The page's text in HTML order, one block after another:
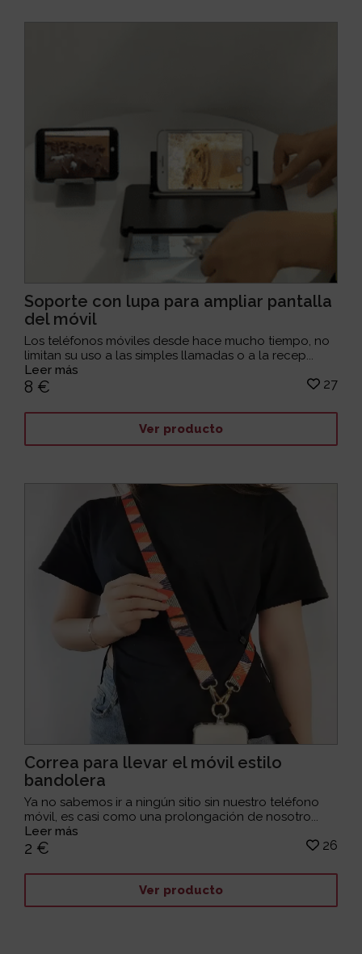
Soporte con lupa para ampliar pantalla
del móvil
Los teléfonos móviles desde hace mucho tiempo, no
limitan su uso a las simples llamadas o a la recep...
Leer más
8 € 27
Ver producto
Correa para llevar el móvil estilo
bandolera
Ya no sabemos ir a ningún sitio sin nuestro teléfono
móvil, es casi como una prolongación de nosotro...
Leer más
2 € 26
Ver producto